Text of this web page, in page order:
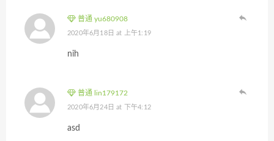
普通 yu680908
2020年6月18日 at 上午1:19
nih
普通 lin179172
2020年6月24日 at 下午4:12
asd